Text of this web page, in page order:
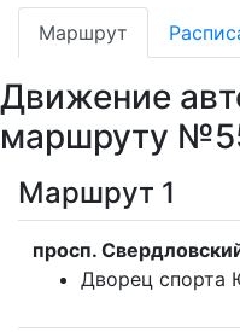
Маршрут
Движение
маршруту
Маршрут 1
просп.
Дворец спорта